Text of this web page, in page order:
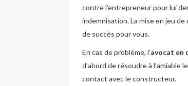
contre l’entrepreneur pour lui
indemnisation. La mise en jeu
de succès pour vous.
En cas de problème, l’avocat en
d’abord de résoudre à
contact avec le constructeur.